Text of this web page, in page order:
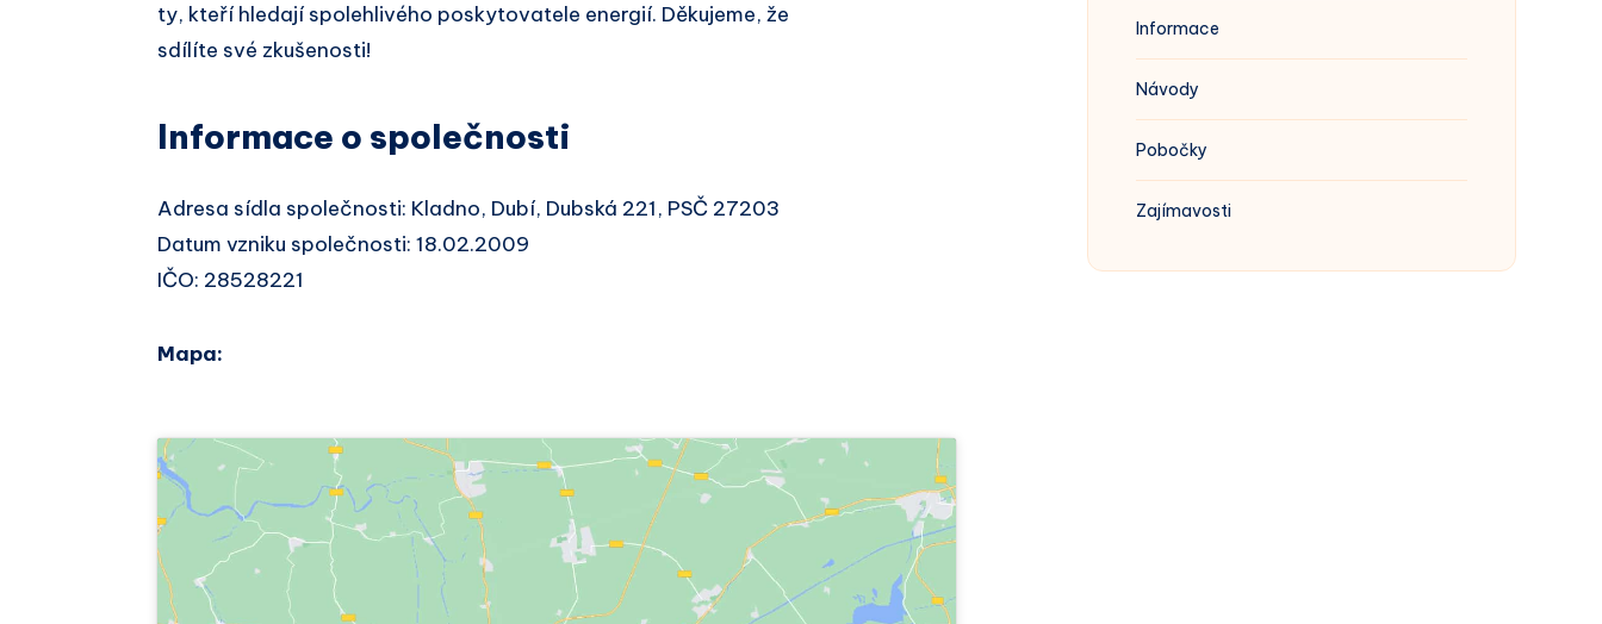
ty, kteří hledají spolehlivého poskytovatele energií. Děkujeme, že
sdílíte své zkušenosti!
Informace o společnosti
Adresa sídla společnosti: Kladno, Dubí, Dubská 221, PSČ 27203
Datum vzniku společnosti: 18.02.2009
IČO: 28528221
Mapa:
Informace
Návody
Pobočky
Zajímavosti